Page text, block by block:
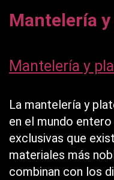
Mantelería
Mantelería y
La mantelería y
en el mundo
exclusivas que
materiales más
combinan con los